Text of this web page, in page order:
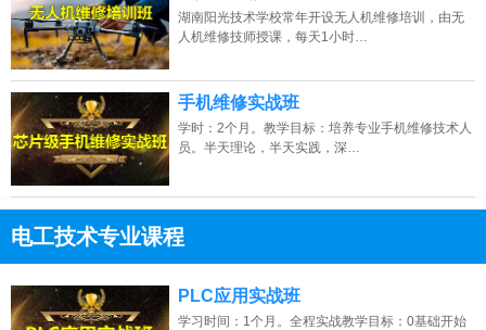
湖南阳光技术学校常年开设无人机维修培训，由无
人机维修技师授课，每天1小时…
手机维修实战班
学时：2个月。教学目标：培养专业手机维修技术人
员。半天理论，半天实践，深…
电工技术专业课程
点击免费咨询电话： 13807313137
PLC应用实战班
学习时间：1个月。全程实战教学目标：0基础开始